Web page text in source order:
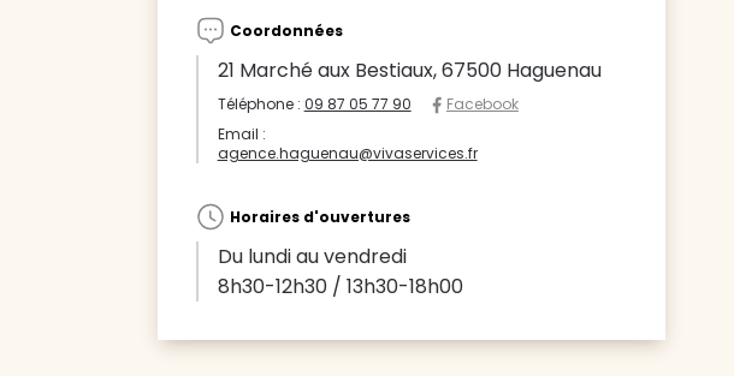
Trouver mon agence
Coordonnées
21 Marché aux Bestiaux, 67500 Haguenau
Téléphone : 09 87 05 77 90
Facebook
Email :
agence.haguenau@vivaservices.fr
Horaires d'ouvertures
Du lundi au vendredi
8h30-12h30 / 13h30-18h00